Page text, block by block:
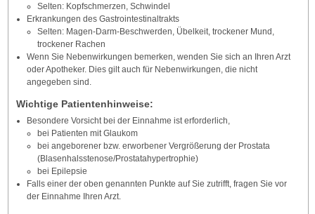
Selten: Kopfschmerzen, Schwindel
Erkrankungen des Gastrointestinaltrakts
Selten: Magen-Darm-Beschwerden, Übelkeit, trockener Mund,
trockener Rachen
Wenn Sie Nebenwirkungen bemerken, wenden Sie sich an Ihren Arzt
oder Apotheker. Dies gilt auch für Nebenwirkungen, die nicht
angegeben sind.
Wichtige Patientenhinweise:
Besondere Vorsicht bei der Einnahme ist erforderlich,
bei Patienten mit Glaukom
bei angeborener bzw. erworbener Vergrößerung der Prostata
(Blasenhalsstenose/Prostatahypertrophie)
bei Epilepsie
Falls einer der oben genannten Punkte auf Sie zutrifft, fragen Sie vor
der Einnahme Ihren Arzt.